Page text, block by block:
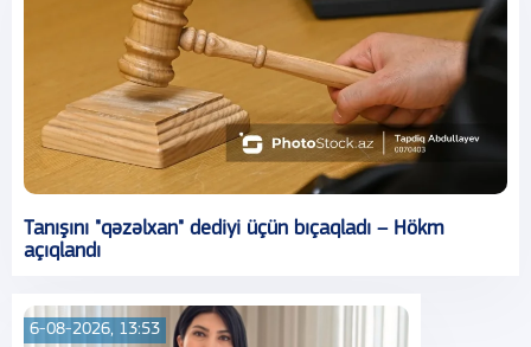
Tanışını "qəzəlxan" dediyi üçün bıçaqladı – Hökm
açıqlandı
6-08-2026, 13:53